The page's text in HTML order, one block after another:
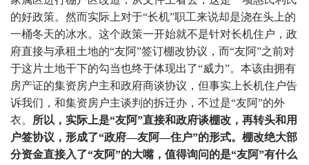
的好政策。然而实际上对于“长机”职工来说却是浇在头上的
一桶冬天的冰水。这个政策一开始就不是针对长机住户，政
府直接与承租土地的“友阿”签订棚改协议，而“友阿”之前对
于这片土地干下的勾当也终于体现出了“威力”。本该由拥有
房产证的集资房户主和政府商谈协议，但事实上长机住户告
诉我们，和集资房户主谈判的拆迁办，不过是“友阿”的外
衣。
所以，实际上是“友阿”直接和政府谈棚改，再转头和用
户签协议，形成了“政府—友阿—住户”的形式。棚改绝大部
分资金直接入了“友阿”的大嘴，值得询问的是“友阿”有什么